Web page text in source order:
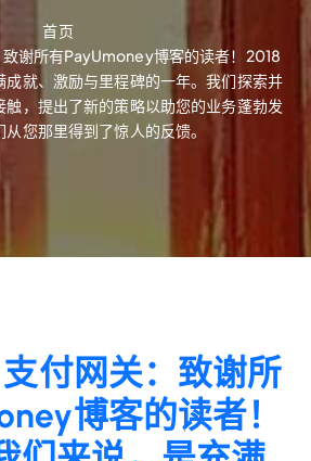
首页
谢所有PayUmoney博客的读者！2018
成就、激励与里程碑的一年。我们探索并
触，提出了新的策略以助您的业务蓬勃发
从您那里得到了惊人的反馈。
付网关：致谢所
博客的读者！